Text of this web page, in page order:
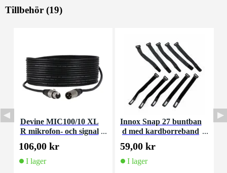
Tillbehör (19)
Devine MIC100/10 XL
R mikrofon- och signal
kabel 10 meter
106,00 kr
I lager
Innox Snap 27 buntban
d med kardborreband
59,00 kr
I lager